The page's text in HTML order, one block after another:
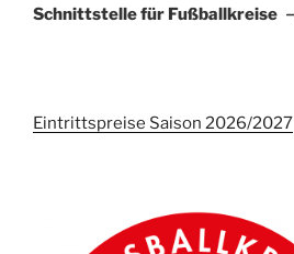
Schnittstelle für Fußballkreise
Eintrittspreise Saison 2026/2027